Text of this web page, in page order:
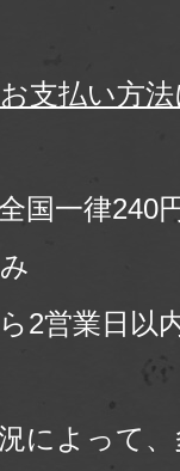
支払い方
国一律240
2営業日以
によって